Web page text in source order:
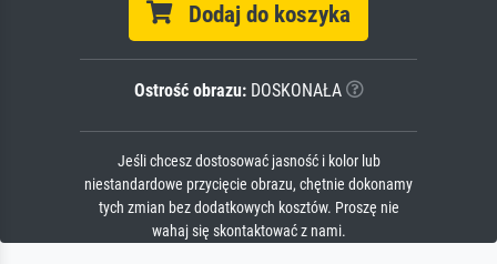
Dodaj do koszyka
Ostrość obrazu:DOSKONAŁA
Jeśli chcesz dostosować jasność i kolor lub
niestandardowe przycięcie obrazu, chętnie dokonamy
tych zmian bez dodatkowych kosztów. Proszę nie
wahaj się skontaktować z nami.